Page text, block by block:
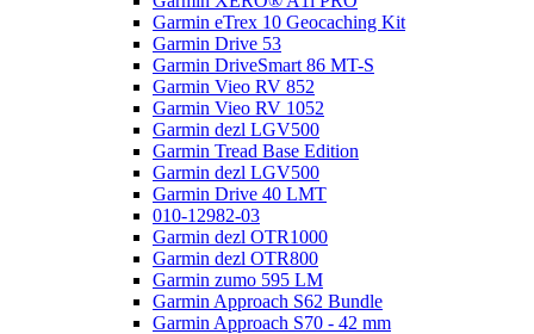
Garmin eTrex 10 Geocaching Kit
Garmin Drive 53
Garmin DriveSmart 86 MT-S
Garmin Vieo RV 852
Garmin Vieo RV 1052
Garmin dezl LGV500
Garmin Tread Base Edition
Garmin dezl LGV500
Garmin Drive 40 LMT
010-12982-03
Garmin dezl OTR1000
Garmin dezl OTR800
Garmin zumo 595 LM
Garmin Approach S62 Bundle
Garmin Approach S70 - 42 mm